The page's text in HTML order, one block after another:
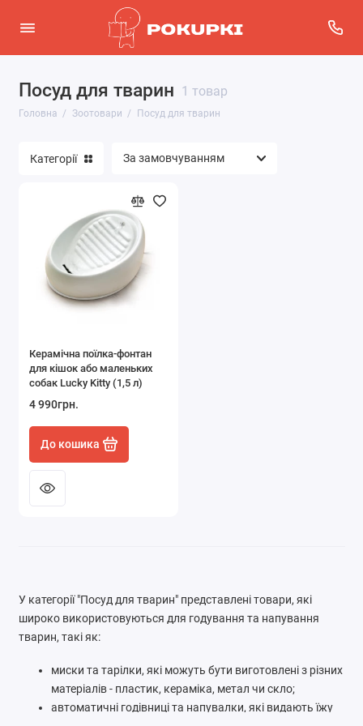
Посуд для тварин 1 товар
Головна Зоотовари Посуд для тварин
Інструменти для грумінгу
Показати все
Категорії
Керамічна поїлка-фонтан
для кішок або маленьких
собак Lucky Kitty (1,5 л)
4 990грн.
До кошика
У категорії "Посуд для тварин" представлені товари, які
широко використовуються для годування та напування
тварин, такі як:
миски та тарілки, які можуть бути виготовлені з різних
матеріалів - пластик, кераміка, метал чи скло;
автоматичні годівниці та напувалки, які видають їжу